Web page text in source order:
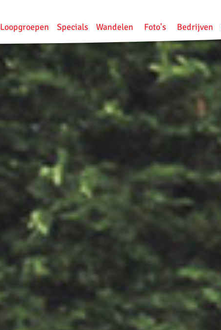
Loopgroepen Specials Wandelen Foto's Bedrijven